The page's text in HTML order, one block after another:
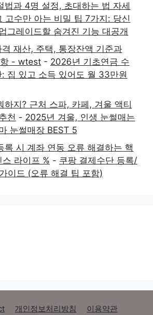
법과 4명 설정, 초대하는 법 자세
고수만 아는 비밀 팁 7가지: 당신
그레이드할 숨겨진 기능 대공개
재산, 주택, 통장잔액 기준과
- wtest - 2026년 기초연금 수
집 있고 소득 있어도 월 33만원
하지? 근처 스파, 카페, 겨울 액티
천 - 2025년 겨울, 인생 눈썰매는
눈썰매장 BEST 5
록 시 계좌 연동 오류 해결하는 핵
라이프 % - 쿠팡 결제수단 등록/
이드 (오류 해결 팁 포함)
개인정보처리방침 이용약관